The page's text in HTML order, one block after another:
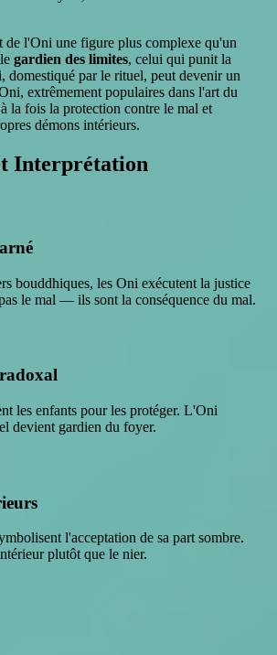
de l'Oni une figure plus complexe qu'un
gardien des limites, celui qui punit la
domestiqué par le rituel, peut devenir un
extrêmement populaires dans l'art du
la fois la protection contre le mal et
démons intérieurs.
Interprétation
bouddhiques, les Oni exécutent la justice
le mal — ils sont la conséquence du mal.
les enfants pour les protéger. L'Oni
devient gardien du foyer.
l'acceptation de sa part sombre.
plutôt que le nier.